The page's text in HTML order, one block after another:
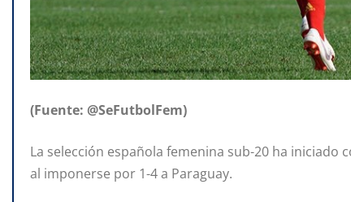
(Fuente: @SeFutbolFem)
La selección española femenina sub-20 ha iniciado
al imponerse por 1-4 a Paraguay.